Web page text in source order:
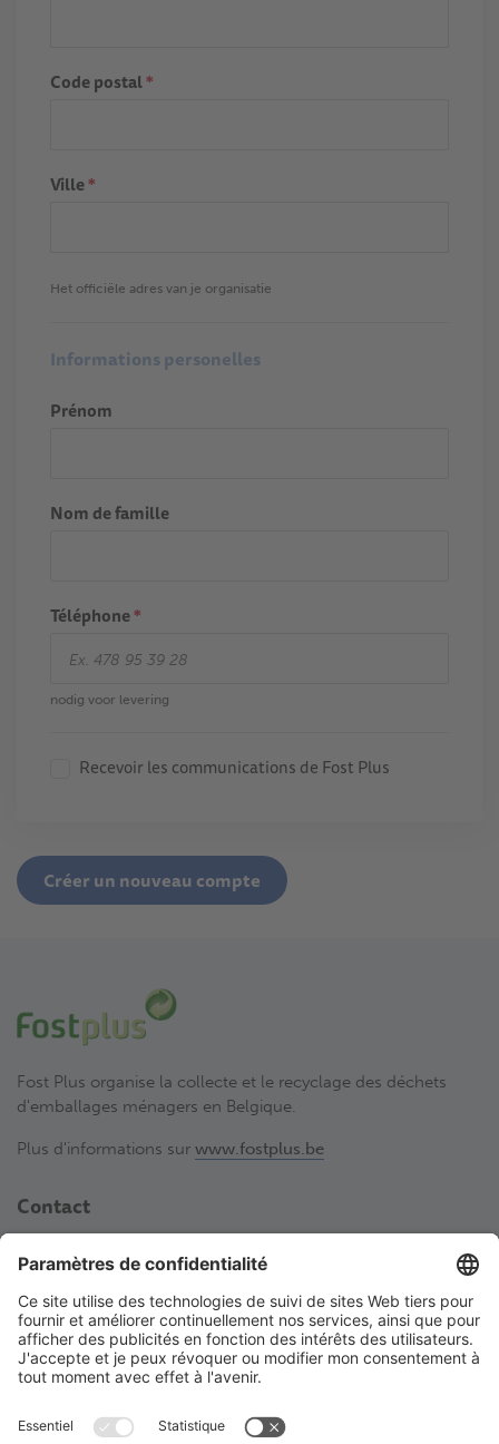
Code postal*
Ville*
Het officiële adres van je organisatie
Informations personelles
Prénom
Nom de famille
Téléphone*
nodig voor levering
Recevoir les communications de Fost Plus
Créer un nouveau compte
Fost Plus organise la collecte et le recyclage des déchets
d'emballages ménagers en Belgique.
Plus d'informations sur www.fostplus.be
Contact
Avenue des Olympiades 2
BE-1140 Bruxelles
02 775 03 50
laboutiquedetri@fostplus.be
Suivez Fost Plus